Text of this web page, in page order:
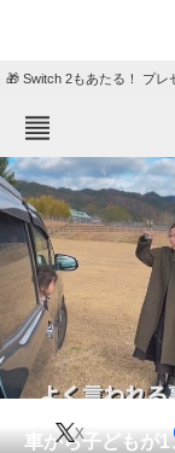
🎁 Switch 2もあたる！ プレ
ねとらぼメニュー
TOP
エンタメ
グルメ
住まい
動物
会員記事
車から子どもが
X